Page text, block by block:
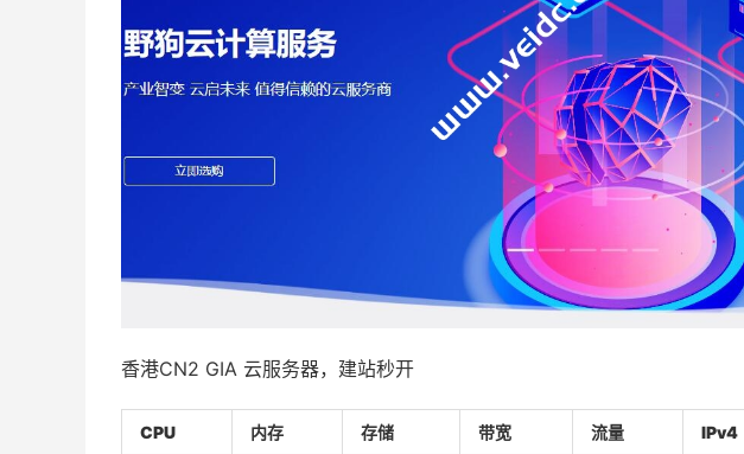
香港CN2 GIA 云服务器，建站秒开
CPU 内存 存储 带宽 流量 IPv4